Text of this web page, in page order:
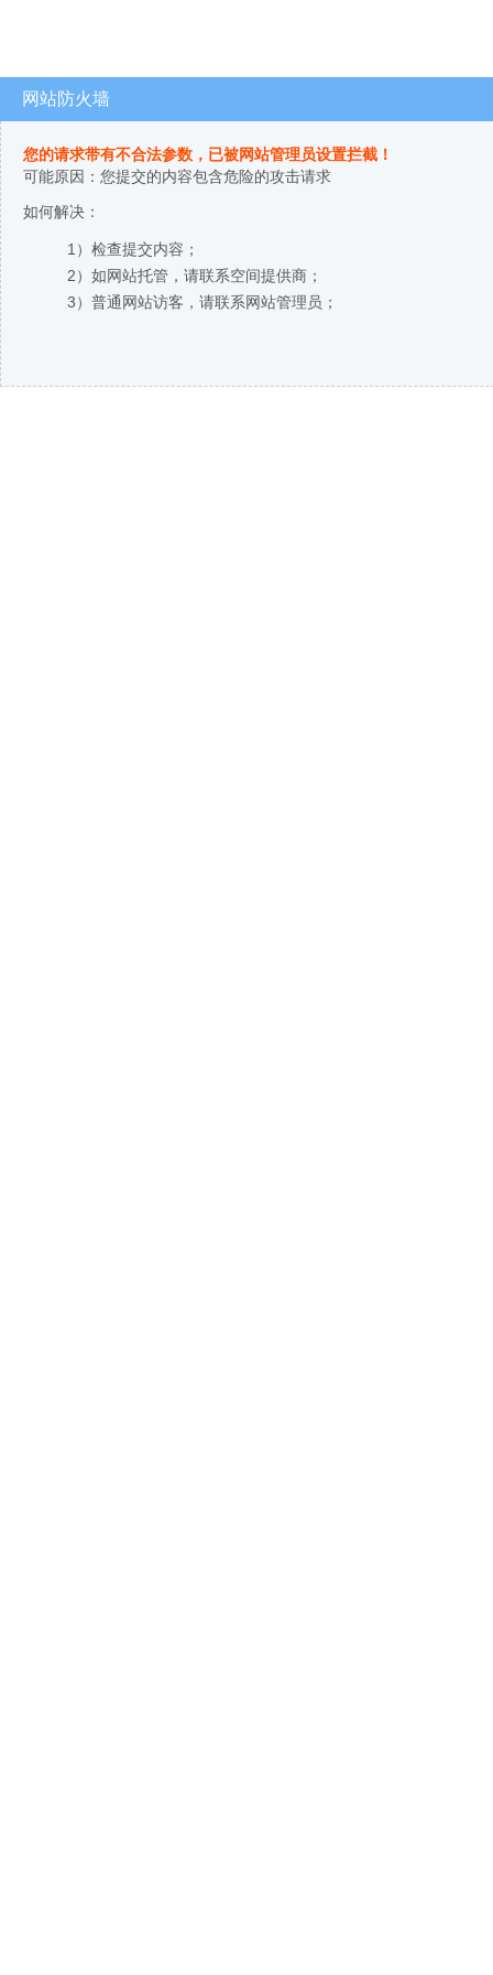
网站防火墙
您的请求带有不合法参数，已被网站管理员设置拦截！
可能原因：您提交的内容包含危险的攻击请求
如何解决：
1）检查提交内容；
2）如网站托管，请联系空间提供商；
3）普通网站访客，请联系网站管理员；